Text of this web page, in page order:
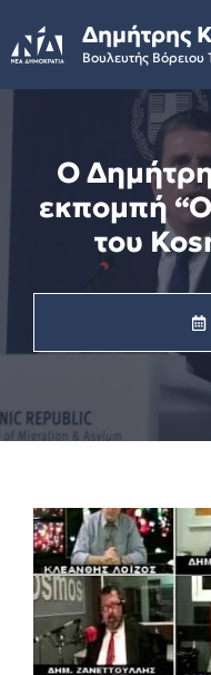
to
content
Δημήτρης
Βουλευτής
Ο
εκπομπή
του